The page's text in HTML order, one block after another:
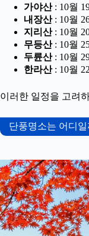
가야산: 10월
내장산: 10월
지리산: 10월
무등산: 10월
두륜산: 10월
한라산: 10월
이러한 일정을 고려
단풍명소는 어디일